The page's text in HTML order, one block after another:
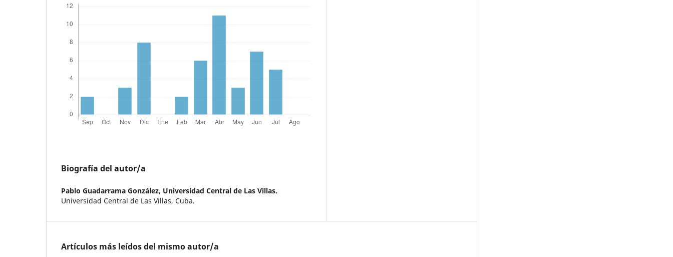
Biografía del autor/a
Pablo Guadarrama González, Universidad Central de Las Villas.
Universidad Central de Las Villas, Cuba.
Artículos más leídos del mismo autor/a